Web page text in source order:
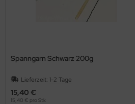
Spanngarn Schwarz 200g
Lieferzeit: 1-2 Tage
15,40 €
15,40 € pro Stk